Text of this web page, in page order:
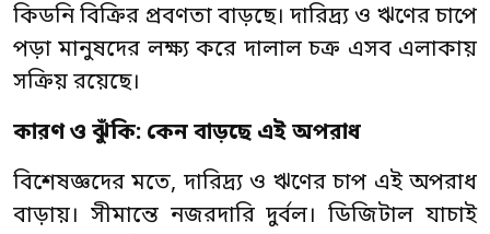
কিডনি বিক্রির প্রবণতা বাড়ছে। দারিদ্র্য ও ঋণের চাপে
পড়া মানুষদের লক্ষ্য করে দালাল চক্র এসব এলাকায়
সক্রিয় রয়েছে।
কারণ ও ঝুঁকি: কেন বাড়ছে এই অপরাধ
বিশেষজ্ঞদের মতে, দারিদ্র্য ও ঋণের চাপ এই অপরাধ
বাড়ায়। সীমান্তে নজরদারি দুর্বল। ডিজিটাল যাচাই